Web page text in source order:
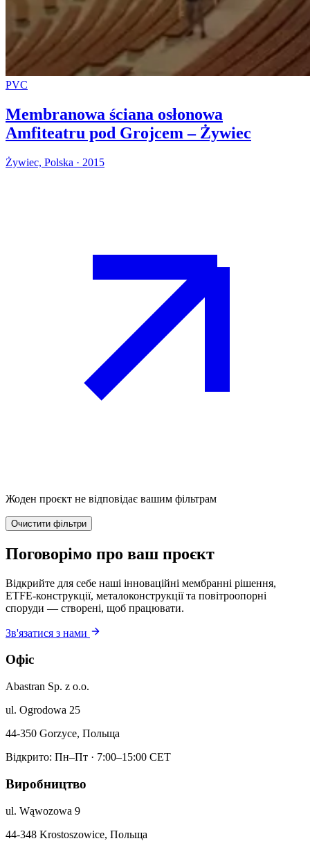
PVC
Membranowa ściana osłonowa
Amfiteatru pod Grojcem – Żywiec
Żywiec, Polska · 2015
Жоден проєкт не відповідає вашим фільтрам
Очистити фільтри
Поговорімо про ваш проєкт
Відкрийте для себе наші інноваційні мембранні рішення,
ETFE-конструкції, металоконструкції та повітроопорні
споруди — створені, щоб працювати.
Зв'язатися з нами
Офіс
Abastran Sp. z o.o.
ul. Ogrodowa 25
44-350 Gorzyce, Польща
Відкрито: Пн–Пт · 7:00–15:00 CET
Виробництво
ul. Wąwozowa 9
44-348 Krostoszowice, Польща